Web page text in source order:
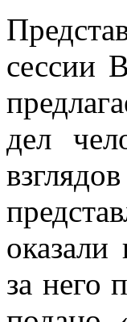
сессии
дел
за него